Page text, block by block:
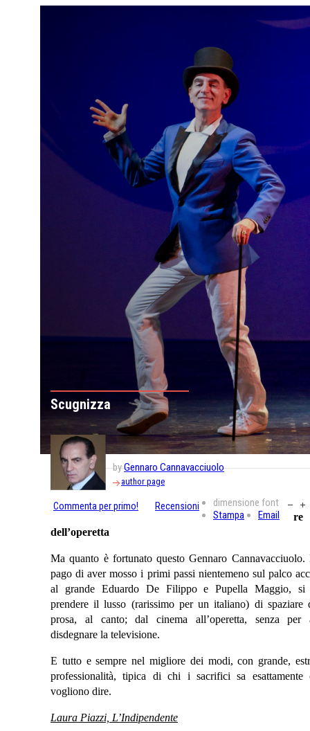
Scugnizza
byGennaro Cannavacciuolo
author page
Commenta per primo! Recensioni
dimensione font
Stampa
Email
re
dell’operetta
Ma quanto è fortunato questo Gennaro Cannavacciuolo.
pago di aver mosso i primi passi nientemeno sul palco
al grande Eduardo De Filippo e Pupella Maggio, si
prendere il lusso (rarissimo per un italiano) di spaziare
prosa, al canto; dal cinema all’operetta, senza per
disdegnare la televisione.
E tutto e sempre nel migliore dei modi, con grande,
professionalità, tipica di chi i sacrifici sa esattamente
vogliono dire.
Laura Piazzi, L’Indipendente